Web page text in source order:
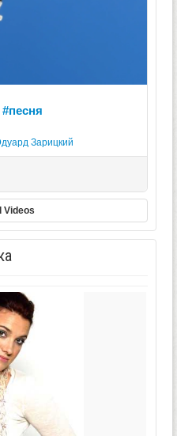
Зарицкий
Videos